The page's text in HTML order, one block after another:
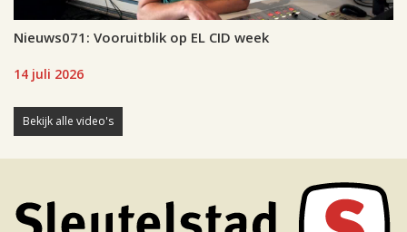
Nieuws071: Vooruitblik op EL CID week
14 juli 2026
Bekijk alle video's